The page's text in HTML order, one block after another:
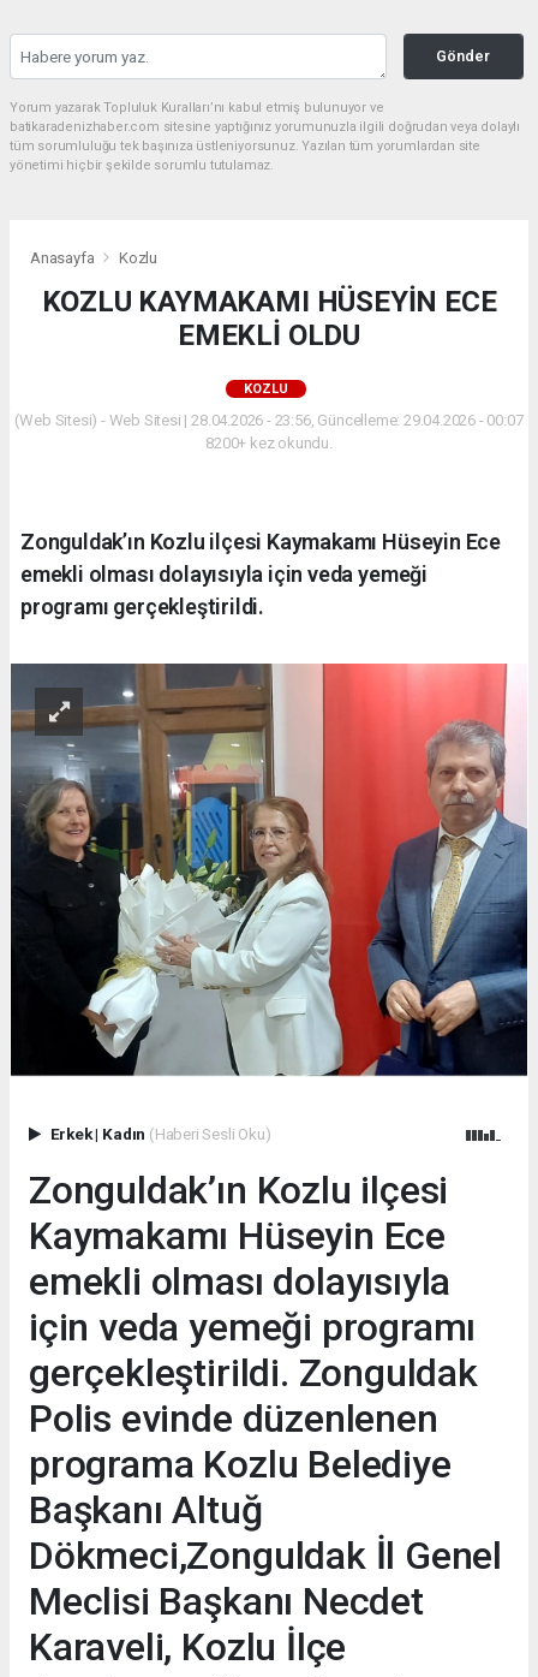
Gönder
Yorum yazarak Topluluk Kuralları’nı kabul etmiş bulunuyor ve
batikaradenizhaber.com sitesine yaptığınız yorumunuzla ilgili doğrudan veya dolaylı
tüm sorumluluğu tek başınıza üstleniyorsunuz. Yazılan tüm yorumlardan site
yönetimi hiçbir şekilde sorumlu tutulamaz.
Anasayfa Kozlu
KOZLU KAYMAKAMI HÜSEYİN ECE
EMEKLİ OLDU
KOZLU
(Web Sitesi) - Web Sitesi | 28.04.2026 - 23:56, Güncelleme: 29.04.2026 - 00:07
8200+ kez okundu.
Zonguldak’ın Kozlu ilçesi Kaymakamı Hüseyin Ece
emekli olması dolayısıyla için veda yemeği
programı gerçekleştirildi.
Erkek| Kadın (Haberi Sesli Oku)
Zonguldak’ın Kozlu ilçesi
Kaymakamı Hüseyin Ece
emekli olması dolayısıyla
için veda yemeği programı
gerçekleştirildi. Zonguldak
Polis evinde düzenlenen
programa Kozlu Belediye
Başkanı Altuğ
Dökmeci,Zonguldak İl Genel
Meclisi Başkanı Necdet
Karaveli, Kozlu İlçe